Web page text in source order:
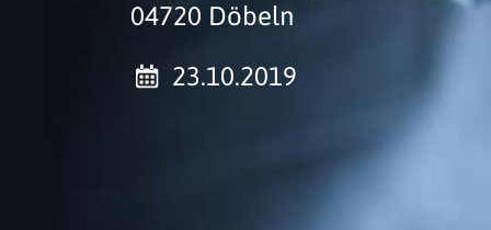
04720 Döbeln
23.10.2019